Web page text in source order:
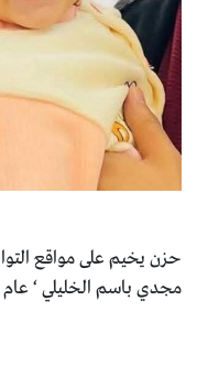
حزن يخيم على مواقع
مجدي باسم الخليلي ‘